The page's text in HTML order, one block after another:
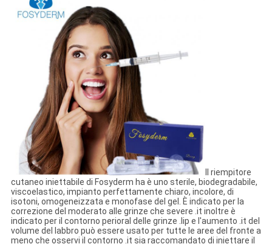
Il riempitore
cutaneo iniettabile di Fosyderm ha è uno sterile, biodegradabile,
viscoelastico, impianto perfettamente chiaro, incolore, di
isotoni, omogeneizzata e monofase del gel. È indicato per la
correzione del moderato alle grinze che severe .it inoltre è
indicato per il contorno perioral delle grinze .lip e l'aumento .it del
volume del labbro può essere usato per tutte le aree del fronte a
meno che osservi il contorno .it sia raccomandato di iniettare il